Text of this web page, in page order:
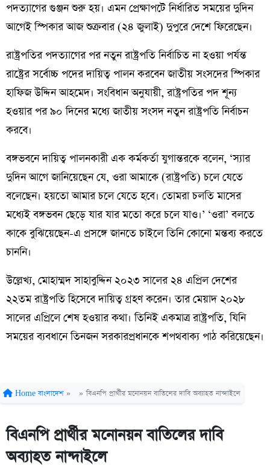
পদত্যাগের গুঞ্জন শুরু হয়। এমন প্রেক্ষাপটে নির্ধারিত সময়ের দুদিন
আগেই স্পিকার আজ শুক্রবার (২৪ জুলাই) দুপুরে দেশে ফিরেছেন।
রাষ্ট্রপতির পদত্যাগের পর নতুন রাষ্ট্রপতি নির্বাচিত না হওয়া পর্যন্ত
রাষ্ট্রের সর্বোচ্চ পদের দায়িত্ব পালন করবেন জাতীয় সংসদের স্পিকার
হাফিজ উদ্দিন আহমেদ। সংবিধান অনুযায়ী, রাষ্ট্রপতির পদ শূন্য
হওয়ার পর ৯০ দিনের মধ্যে জাতীয় সংসদ নতুন রাষ্ট্রপতি নির্বাচন
করবে।
বঙ্গভবনে দায়িত্ব পালনকারী এক কর্মকর্তা যুগান্তরকে বলেন, ‘স্যার
দুদিন আগে জানিয়েছেন যে, ওরা আমাকে (রাষ্ট্রপতি) চলে যেতে
বলেছেন। হয়তো আমার চলে যেতে হবে। তোমরা চলতি মাসের
মধ্যেই বঙ্গভবন ছেড়ে যার যার মতো করে চলে যাও।’ ‘ওরা’ বলতে
কাকে বুঝিয়েছেন-এ প্রসঙ্গে জানতে চাইলে তিনি কোনো মন্তব্য করতে
চাননি।
উল্লেখ্য, মোহাম্মদ সাহাবুদ্দিন ২০২৩ সালের ২৪ এপ্রিল দেশের
২২তম রাষ্ট্রপতি হিসেবে দায়িত্ব গ্রহণ করেন। তার মেয়াদ ২০২৮
সালের এপ্রিলে শেষ হওয়ার কথা। তিনিই একমাত্র রাষ্ট্রপতি, যিনি
সময়ের ব্যবধানে তিনজন সরকারপ্রধানকে শপথবাক্য পাঠ করিয়েছেন।
Home বাংলাদেশ » » বিএনপি প্রার্থীর মনোনয়ন বাতিলের দাবি অব্যাহত নান্দাইলে
বিএনপি প্রার্থীর মনোনয়ন বাতিলের দাবি
অব্যাহত নান্দাইলে